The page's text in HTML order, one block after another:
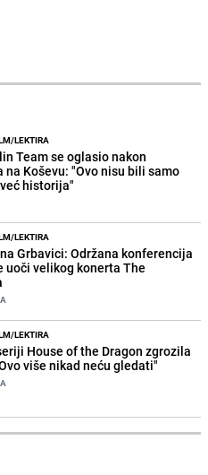
LEKTIRA
Team se oglasio nakon
na Koševu: "Ovo nisu bili samo
historija"
LEKTIRA
Grbavici: Održana konferencija
uoči velikog konerta The
LEKTIRA
House of the Dragon zgrozila
više nikad neću gledati"